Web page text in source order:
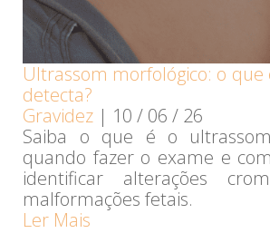
Ultrassom morfológico: o
detecta?
Gravidez | 10 / 06 / 26
Saiba o que é o
quando fazer o exame e
identificar alterações
malformações fetais.
Ler Mais